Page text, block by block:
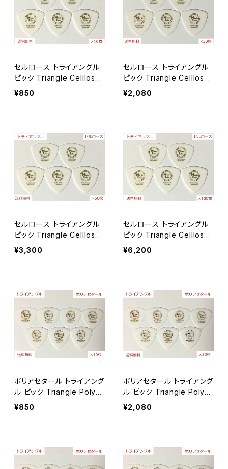
ポリアセタール
セルロース
ポリアセタール
#14 スモールトライアングル
セルロース
ポリアセタール
#20 ルーク
セルロース
#19 ホームベース
ポリアセタール
Polyacetal ポリアセタール
Celllose セルロース
#23-2 JAZZ3
Celllose セルロース
Polyacetal ポリアセタール
#24 セミラウンド
セルロース
ポリアセタール
PPS
#9 ビッグマンドリン
ポリアセタール
セルロース
ポリアセタール
#31 BCR
セルロース
ポリアセタール
#2 トライアングル2
セルロース
ポリアセタール
#5 ティアドロップ2
セルロース
セルロース トライアングル
ピック Triangle Celllose
【×10枚】送料無料
¥850
セルロース トライアングル
ピック Triangle Celllose
【×30枚】送料無料
¥2,080
セルロース トライアングル
ピック Triangle Celllose
【×50枚】送料無料
¥3,300
セルロース トライアングル
ピック Triangle Celllose
【×100枚】送料無料
¥6,200
ポリアセタール トライアング
ル ピック Triangle Polyac
etal 【×10枚】送料無料
¥850
ポリアセタール トライアング
ル ピック Triangle Polyac
etal 【×30枚】送料無料
¥2,080